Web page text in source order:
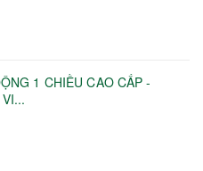
1 CHIỀU CAO CẤP -